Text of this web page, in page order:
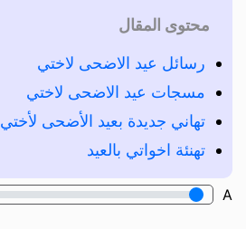
محتوى المقال
رسائل عيد الاضحى لاختي
مسجات عيد الاضحى لاختي
تهاني جديدة بعيد الأضحى لأختي
تهنئة اخواتي بالعيد
A